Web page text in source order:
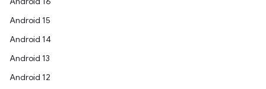
Android 15
Android 14
Android 13
Android 12